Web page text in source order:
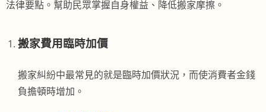
法律要點。幫助民眾掌握自身權益、降低搬家摩擦。
搬家費用臨時加價
搬家糾紛中最常見的就是臨時加價狀況，而使消費者金錢
負擔頓時增加。